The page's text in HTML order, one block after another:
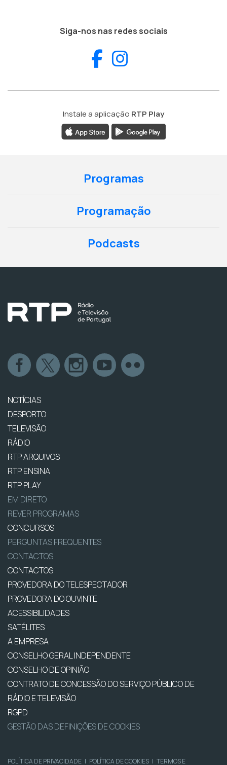
Siga-nos nas redes sociais
Facebook
Instale a aplicação RTP Play
Programas
Programação
Podcasts
NOTÍCIAS
DESPORTO
TELEVISÃO
RÁDIO
RTP ARQUIVOS
RTP ENSINA
RTP PLAY
EM DIRETO
REVER PROGRAMAS
CONCURSOS
PERGUNTAS FREQUENTES
CONTACTOS
CONTACTOS
PROVEDORA DO TELESPECTADOR
PROVEDORA DO OUVINTE
ACESSIBILIDADES
SATÉLITES
A EMPRESA
CONSELHO GERAL INDEPENDENTE
CONSELHO DE OPINIÃO
CONTRATO DE CONCESSÃO DO SERVIÇO PÚBLICO DE
RÁDIO E TELEVISÃO
RGPD
GESTÃO DAS DEFINIÇÕES DE COOKIES
POLÍTICA DE PRIVACIDADE | POLÍTICA DE COOKIES | TERMOS E